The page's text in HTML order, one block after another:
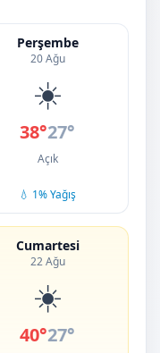
Perşembe
20 Ağu
☀️
38°27°
Açık
💧 1% Yağış
Cumartesi
22 Ağu
☀️
40°27°